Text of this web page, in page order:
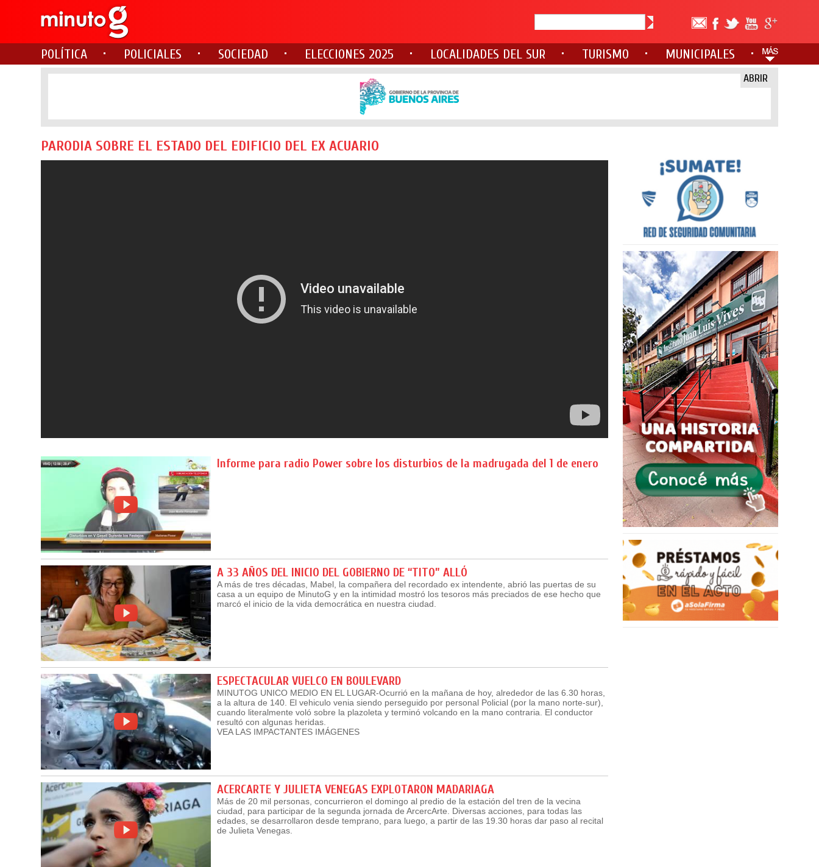
POLÍTICA POLICIALES SOCIEDAD ELECCIONES 2025 LOCALIDADES DEL SUR TURISMO MUNICIPALES
ABRIR
PARODIA SOBRE EL ESTADO DEL EDIFICIO DEL EX ACUARIO
Informe para radio Power sobre los disturbios de la madrugada del 1 de enero
A 33 AÑOS DEL INICIO DEL GOBIERNO DE “TITO” ALLÓ
A más de tres décadas, Mabel, la compañera del recordado ex intendente, abrió las puertas de su
casa a un equipo de MinutoG y en la intimidad mostró los tesoros más preciados de ese hecho que
marcó el inicio de la vida democrática en nuestra ciudad.
ESPECTACULAR VUELCO EN BOULEVARD
MINUTOG UNICO MEDIO EN EL LUGAR-Ocurrió en la mañana de hoy, alrededor de las 6.30 horas,
a la altura de 140. El vehiculo venia siendo perseguido por personal Policial (por la mano norte-sur),
cuando literalmente voló sobre la plazoleta y terminó volcando en la mano contraria. El conductor
resultó con algunas heridas.
VEA LAS IMPACTANTES IMÁGENES
ACERCARTE Y JULIETA VENEGAS EXPLOTARON MADARIAGA
Más de 20 mil personas, concurrieron el domingo al predio de la estación del tren de la vecina
ciudad, para participar de la segunda jornada de ArcercArte. Diversas acciones, para todas las
edades, se desarrollaron desde temprano, para luego, a partir de las 19.30 horas dar paso al recital
de Julieta Venegas.